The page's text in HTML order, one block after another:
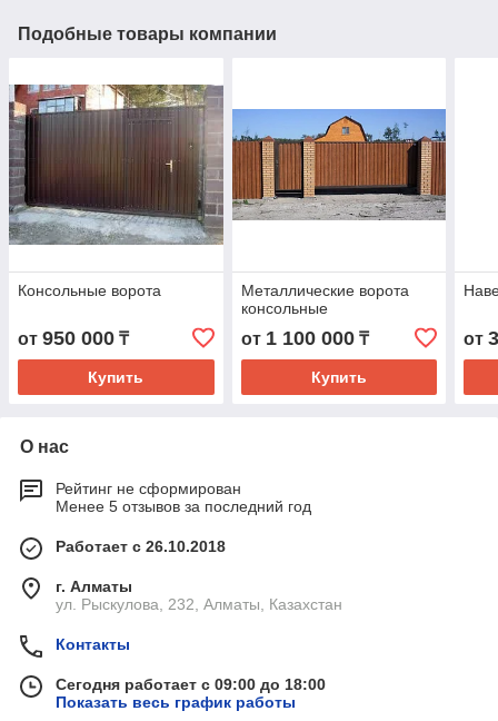
Подобные товары компании
Консольные ворота
от 950 000 ₸
Купить
Металлические ворота
консольные
от 1 100 000₸
Купить
от
О нас
Рейтинг не сформирован
Менее 5 отзывов за последний год
Работает с 26.10.2018
г. Алматы
ул. Рыскулова, 232, Алматы, Казахстан
Контакты
Сегодня работает с 09:00 до 18:00
Показать весь график работы